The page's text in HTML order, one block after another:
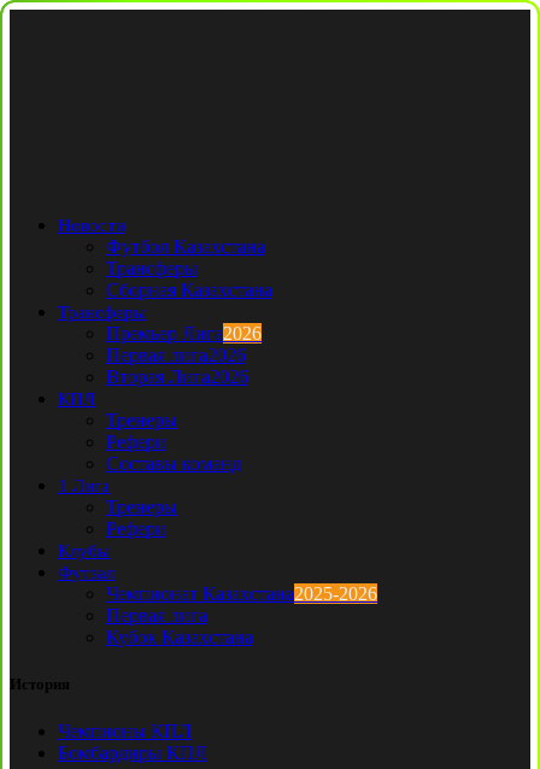
Новости
Футбол Казахстана
Трансферы
Сборная Казахстана
Трансферы
Премьер Лига2026
Первая лига2026
Вторая Лига2026
КПЛ
Тренеры
Рефери
Составы команд
1 Лига
Тренеры
Рефери
Клубы
Футзал
Чемпионат Казахстана2025-2026
Первая лига
Кубок Казахстана
История
Чемпионы КПЛ
Бомбардиры КПЛ